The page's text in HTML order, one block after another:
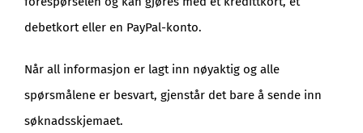
debetkort eller en PayPal-konto.
Når all informasjon er lagt inn nøyaktig og alle
spørsmålene er besvart, gjenstår det bare å sende inn
søknadsskjemaet.